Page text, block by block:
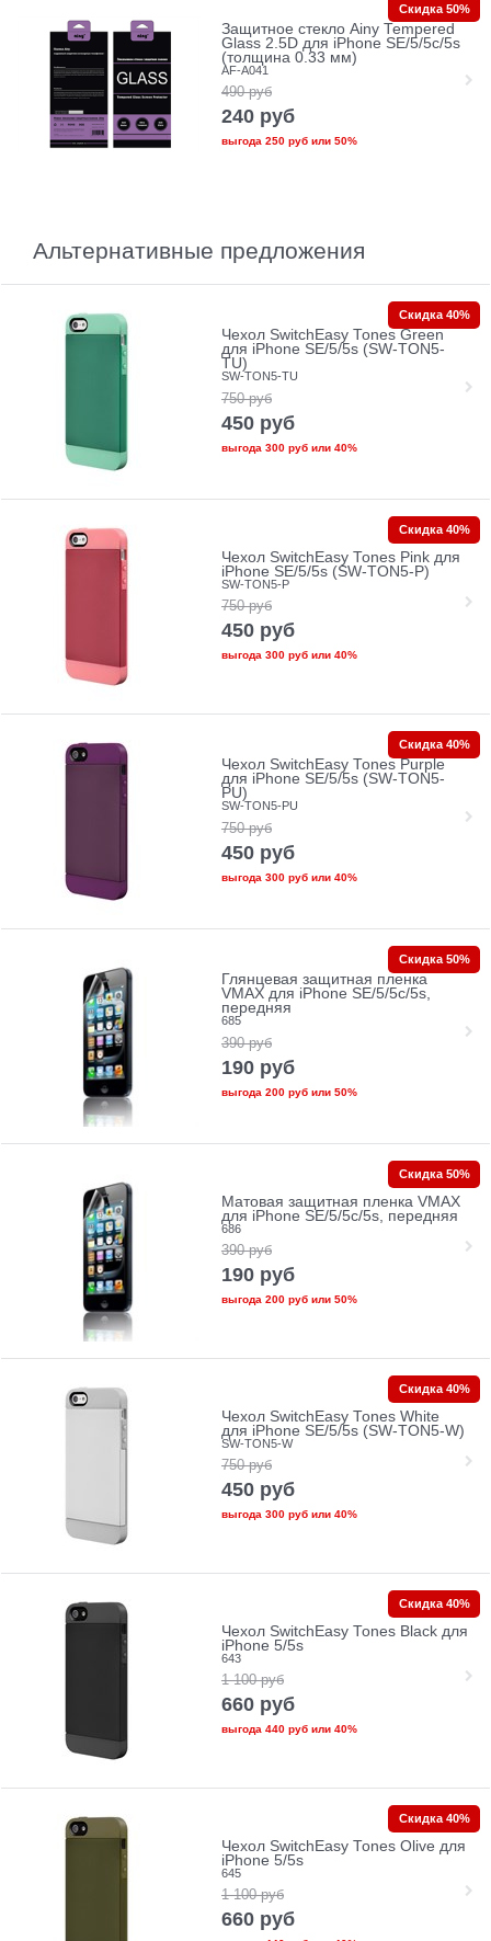
Защитное стекло Ainy Tempered
Glass 2.5D для iPhone SE/5/5c/5s
(толщина 0.33 мм)
AF-A041
490 руб
240 руб
выгода 250 рубили 50%
Скидка 50%
Альтернативные предложения
Чехол SwitchEasy Tones Green
для iPhone SE/5/5s (SW-TON5-
TU)
SW-TON5-TU
750 руб
450 руб
выгода 300 рубили 40%
Скидка 40%
Чехол SwitchEasy Tones Pink для
iPhone SE/5/5s (SW-TON5-P)
SW-TON5-P
750 руб
450 руб
выгода 300 рубили 40%
Скидка 40%
Чехол SwitchEasy Tones Purple
для iPhone SE/5/5s (SW-TON5-
PU)
SW-TON5-PU
750 руб
450 руб
выгода 300 рубили 40%
Скидка 40%
Глянцевая защитная пленка
VMAX для iPhone SE/5/5c/5s,
передняя
685
390 руб
190 руб
выгода 200 рубили 50%
Скидка 50%
Матовая защитная пленка VMAX
для iPhone SE/5/5c/5s, передняя
686
390 руб
190 руб
выгода 200 рубили 50%
Скидка 50%
Чехол SwitchEasy Tones White
для iPhone SE/5/5s (SW-TON5-W)
SW-TON5-W
750 руб
450 руб
выгода 300 рубили 40%
Скидка 40%
Чехол SwitchEasy Tones Black для
iPhone 5/5s
643
1 100 руб
660 руб
выгода 440 рубили 40%
Скидка 40%
Чехол SwitchEasy Tones Olive для
iPhone 5/5s
645
1 100 руб
660 руб
Скидка 40%